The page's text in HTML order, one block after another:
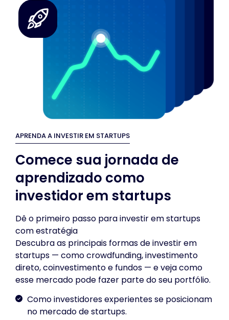
APRENDA A INVESTIR EM STARTUPS
Comece sua jornada de
aprendizado como
investidor em startups
Dê o primeiro passo para investir em startups
com estratégia
Descubra as principais formas de investir em
startups — como crowdfunding, investimento
direto, coinvestimento e fundos — e veja como
esse mercado pode fazer parte do seu portfólio.
Como investidores experientes se posicionam
no mercado de startups.